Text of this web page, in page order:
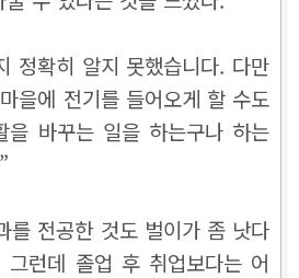
정확히 알지 못했습니다. 다만
을에 전기를 들어오게 할 수도
을 바꾸는 일을 하는구나 하는
를 전공한 것도 벌이가 좀 낫다
그런데 졸업 후 취업보다는 어